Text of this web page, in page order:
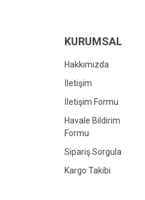
Bu ürüne
KURUMSAL
Hakkımızda
İletişim
İletişim Formu
Havale Bildirim
Formu
Sipariş Sorgula
Kargo Takibi